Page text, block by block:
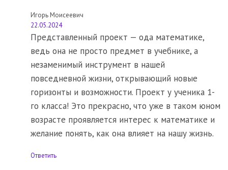
Игорь Моисеевич
22.05.2024
Представленный проект — ода математике,
ведь она не просто предмет в учебнике, а
незаменимый инструмент в нашей
повседневной жизни, открывающий новые
горизонты и возможности. Проект у ученика 1-
го класса! Это прекрасно, что уже в таком юном
возрасте проявляется интерес к математике и
желание понять, как она влияет на нашу жизнь.
Ответить